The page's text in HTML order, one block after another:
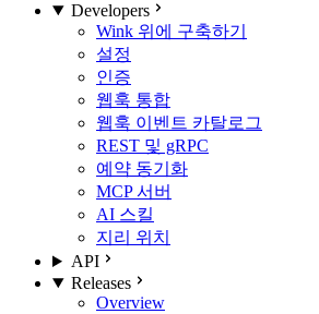
Developers
Wink 위에 구축하기
설정
인증
웹훅 통합
웹훅 이벤트 카탈로그
REST 및 gRPC
예약 동기화
MCP 서버
AI 스킬
지리 위치
API
Releases
Overview